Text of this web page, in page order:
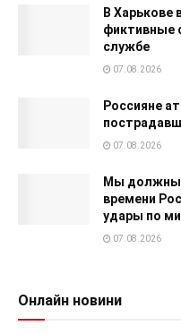
В Харькове
фиктивные
службе
07.08.2026
Россияне
07.08.2026
Мы должны
времени
удары по
07.08.2026
Онлайн новини